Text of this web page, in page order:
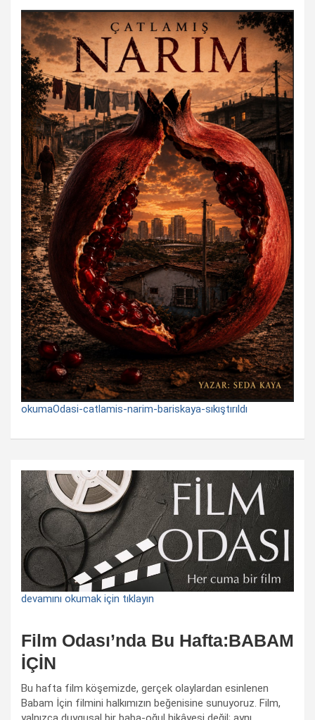
okumaOdasi-catlamis-narim-bariskaya-sıkıştırıldı
devamını okumak için tıklayın
Film Odası’nda Bu Hafta:BABAM
İÇİN
Bu hafta film köşemizde, gerçek olaylardan esinlenen
Babam İçin filmini halkımızın beğenisine sunuyoruz. Film,